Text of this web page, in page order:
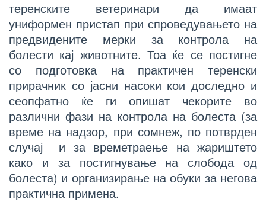
теренските ветеринари да имаат
униформен пристап при спроведувањето на
предвидените мерки за контрола на
болести кај животните. Тоа ќе се постигне
со подготовка на практичен теренски
прирачник со јасни насоки кои доследно и
сеопфатно ќе ги опишат чекорите во
различни фази на контрола на болеста (за
време на надзор, при сомнеж, по потврден
случај и за времетраење на жариштето
како и за постигнување на слобода од
болеста) и организирање на обуки за негова
практична примена.